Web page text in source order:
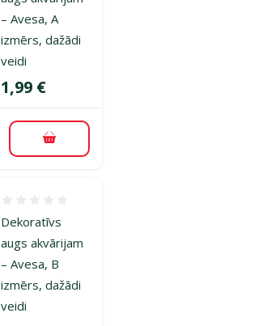
– Avesa, A
izmērs, dažādi
veidi
Cena
1,99 €
Pievienot grozam
Dekoratīvs
augs akvārijam
– Avesa, B
izmērs, dažādi
veidi